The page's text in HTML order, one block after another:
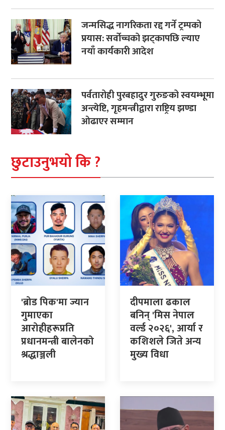
जन्मसिद्ध नागरिकता रद्द गर्ने ट्रम्पको
प्रयास: सर्वोच्चको झट्कापछि ल्याए
नयाँ कार्यकारी आदेश
पर्वतारोही पुरबहादुर गुरुङको स्वयम्भूमा
अन्त्येष्टि, गृहमन्त्रीद्वारा राष्ट्रिय झण्डा
ओढाएर सम्मान
छुटाउनुभयो कि ?
'ब्रोड पिक'मा ज्यान
गुमाएका
आरोहीहरूप्रति
प्रधानमन्त्री बालेनको
श्रद्धाञ्जली
दीपमाला ढकाल
बनिन् 'मिस नेपाल
वर्ल्ड २०२६', आर्या र
कशिशले जिते अन्य
मुख्य विधा